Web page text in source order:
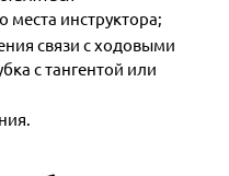
места инструктора;
связи с ходовыми
с тангентой или